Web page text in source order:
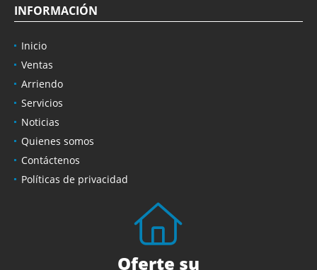
INFORMACIÓN
Inicio
Ventas
Arriendo
Servicios
Noticias
Quienes somos
Contáctenos
Políticas de privacidad
Oferte su